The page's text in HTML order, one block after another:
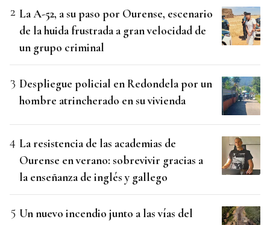
La A-52, a su paso por Ourense, escenario
de la huida frustrada a gran velocidad de
un grupo criminal
Despliegue policial en Redondela por un
hombre atrincherado en su vivienda
La resistencia de las academias de
Ourense en verano: sobrevivir gracias a
la enseñanza de inglés y gallego
Un nuevo incendio junto a las vías del